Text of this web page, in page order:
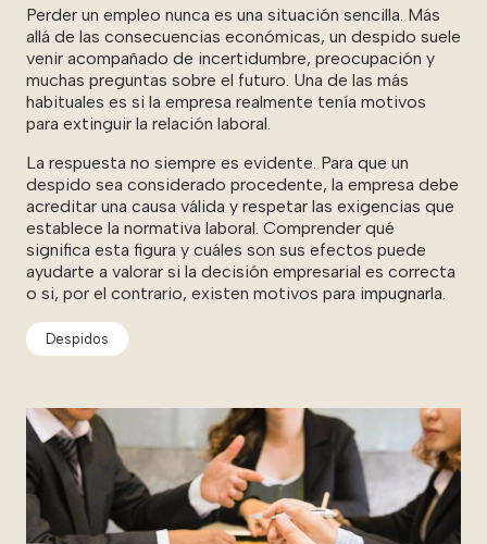
Perder un empleo nunca es una situación sencilla. Más
allá de las consecuencias económicas, un despido suele
venir acompañado de incertidumbre, preocupación y
muchas preguntas sobre el futuro. Una de las más
habituales es si la empresa realmente tenía motivos
para extinguir la relación laboral.
La respuesta no siempre es evidente. Para que un
despido sea considerado procedente, la empresa debe
acreditar una causa válida y respetar las exigencias que
establece la normativa laboral. Comprender qué
significa esta figura y cuáles son sus efectos puede
ayudarte a valorar si la decisión empresarial es correcta
o si, por el contrario, existen motivos para impugnarla.
Despidos